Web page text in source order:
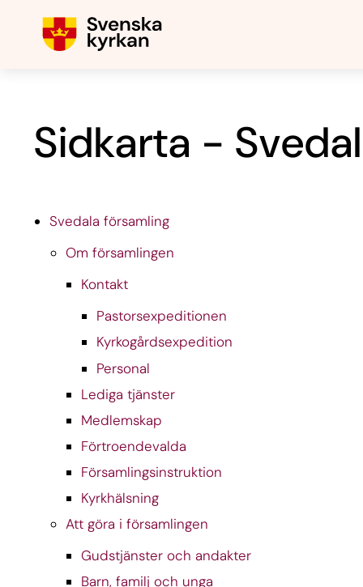
Sidkarta -
Svedala församling
Om församlingen
Kontakt
Pastorsexpeditionen
Kyrkogårdsexpedition
Personal
Lediga tjänster
Medlemskap
Förtroendevalda
Församlingsinstruktion
Kyrkhälsning
Att göra i församlingen
Gudstjänster och andakter
Barn, familj och unga